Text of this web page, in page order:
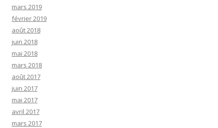
mars 2019
février 2019
août 2018
juin 2018
mai 2018
mars 2018
août 2017
juin 2017
mai 2017
avril 2017
mars 2017